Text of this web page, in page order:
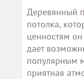
Деревянный
потолка,
ценностям
дает
популярным
приятная